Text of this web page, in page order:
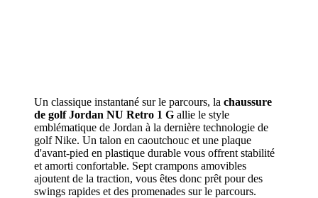
Un classique instantané sur le parcours, la chaussure
de golf Jordan NU Retro 1 G allie le style
emblématique de Jordan à la dernière technologie de
golf Nike. Un talon en caoutchouc et une plaque
d'avant-pied en plastique durable vous offrent stabilité
et amorti confortable. Sept crampons amovibles
ajoutent de la traction, vous êtes donc prêt pour des
swings rapides et des promenades sur le parcours.